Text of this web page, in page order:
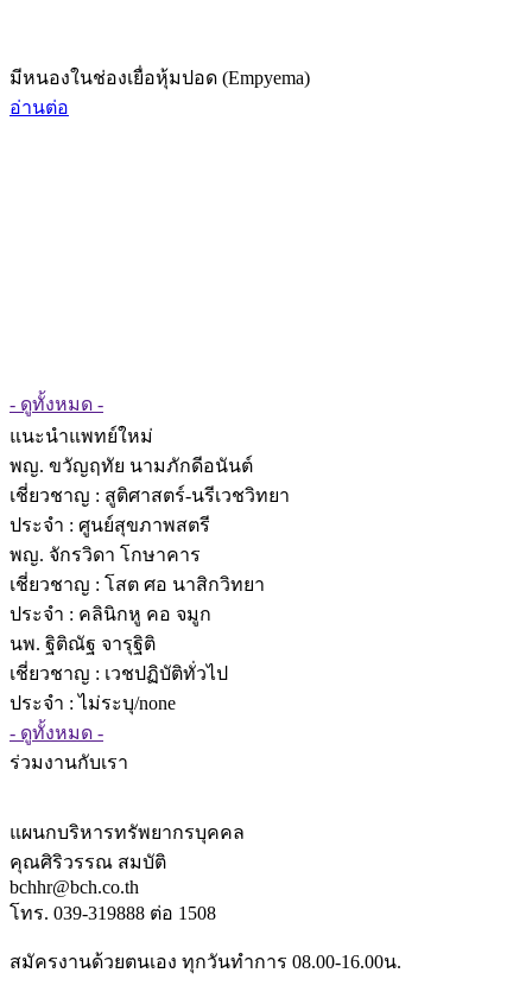
มีหนองในช่องเยื่อหุ้มปอด (Empyema)
อ่านต่อ
- ดูทั้งหมด -
แนะนำแพทย์ใหม่
พญ. ขวัญฤทัย นามภักดีอนันต์
เชี่ยวชาญ : สูติศาสตร์-นรีเวชวิทยา
ประจำ : ศูนย์สุขภาพสตรี
พญ. จักรวิดา โกษาคาร
เชี่ยวชาญ : โสต ศอ นาสิกวิทยา
ประจำ : คลินิกหู คอ จมูก
นพ. ฐิติณัฐ จารุฐิติ
เชี่ยวชาญ : เวชปฏิบัติทั่วไป
ประจำ : ไม่ระบุ/none
- ดูทั้งหมด -
ร่วมงานกับเรา
แผนกบริหารทรัพยากรบุคคล
คุณศิริวรรณ สมบัติ
bchhr@bch.co.th
โทร. 039-319888 ต่อ 1508
สมัครงานด้วยตนเอง ทุกวันทำการ 08.00-16.00น.